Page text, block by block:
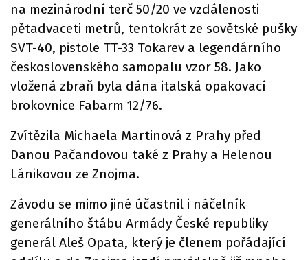
na mezinárodní terč 50/20 ve vzdálenosti
pětadvaceti metrů, tentokrát ze sovětské pušky
SVT-40, pistole TT-33 Tokarev a legendárního
československého samopalu vzor 58. Jako
vložená zbraň byla dána italská opakovací
brokovnice Fabarm 12/76.
Zvítězila Michaela Martinová z Prahy před
Danou Pačandovou také z Prahy a Helenou
Lánikovou ze Znojma.
Závodu se mimo jiné účastnil i náčelník
generálního štábu Armády České republiky
generál Aleš Opata, který je členem pořádající